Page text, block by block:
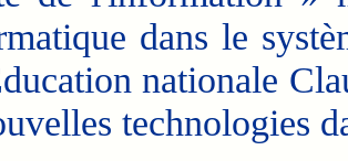
dans le
nationale
technologies